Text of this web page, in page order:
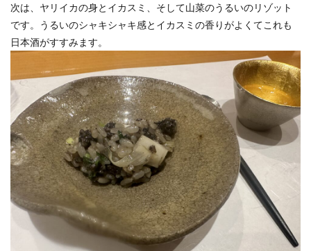
次は、ヤリイカの身とイカスミ、そして山菜のうるいのリゾット
です。うるいのシャキシャキ感とイカスミの香りがよくてこれも
日本酒がすすみます。